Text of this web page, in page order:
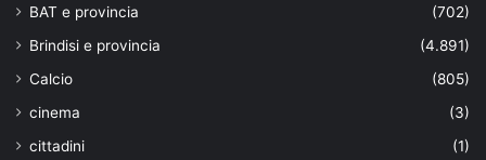
BAT e provincia
(702)
Brindisi e provincia
(4.891)
Calcio
(805)
cinema
(3)
cittadini
(1)